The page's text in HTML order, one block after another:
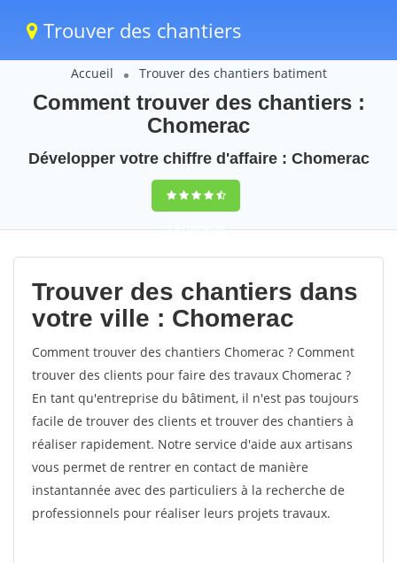
Trouver des chantiers
Accueil Trouver des chantiers batiment
Comment trouver des chantiers :
Chomerac
Développer votre chiffre d'affaire : Chomerac
9,5(100%)38
votes
Trouver des chantiers dans
votre ville : Chomerac
Comment trouver des chantiers Chomerac ? Comment
trouver des clients pour faire des travaux Chomerac ?
En tant qu'entreprise du bâtiment, il n'est pas toujours
facile de trouver des clients et trouver des chantiers à
réaliser rapidement. Notre service d'aide aux artisans
vous permet de rentrer en contact de manière
instantannée avec des particuliers à la recherche de
professionnels pour réaliser leurs projets travaux.